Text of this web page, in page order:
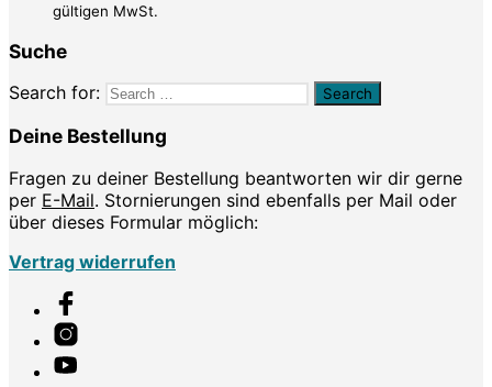
gültigen MwSt.
Suche
Search for:
Deine Bestellung
Fragen zu deiner Bestellung beantworten wir dir gerne
per E-Mail. Stornierungen sind ebenfalls per Mail oder
über dieses Formular möglich:
Vertrag widerrufen